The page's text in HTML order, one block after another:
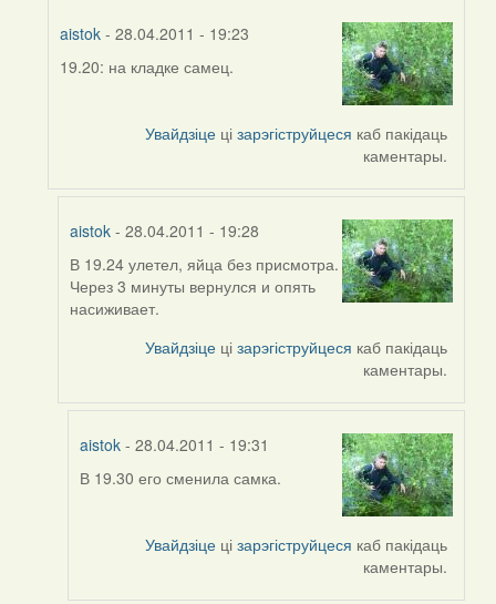
aistok- 28.04.2011 - 19:23
In
19.20: на кладке самец.
Увайдзіце цізарэгіструйцеся каб пакідаць
каментары.
aistok - 28.04.2011 - 19:28
In
reply
to
В 19.24 улетел, яйца без присмотра.
Через 3 минуты вернулся и опять
насиживает.
Увайдзіце цізарэгіструйцеся каб пакідаць
каментары.
aistok - 28.04.2011 - 19:31
In
В 19.30 его сменила самка.
Увайдзіце цізарэгіструйцеся каб пакідаць
каментары.